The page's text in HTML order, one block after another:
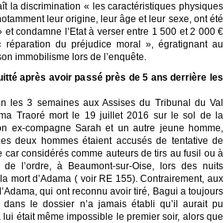
la discrimination « les caractéristiques physiques
leur origine, leur âge et leur sexe, ont été
et condamne l’Etat à verser entre 1 500 et 2 000 €
du préjudice moral », égratignant au
immobilisme lors de l’enquête.
après avoir passé près de 5 ans derrière les
les 3 semaines aux Assises du Tribunal du Val
Traoré mort le 19 juillet 2016 sur le sol de la
ex-compagne Sarah et un autre jeune homme,
deux hommes étaient accusés de tentative de
considérés comme auteurs de tirs au fusil ou à
l’ordre, à Beaumont-sur-Oise, lors des nuits
mort d’Adama ( voir RE 155). Contrairement, aux
qui ont reconnu avoir tiré, Bagui a toujours
le dossier n’a jamais établi qu’il aurait pu
était même impossible le premier soir, alors que